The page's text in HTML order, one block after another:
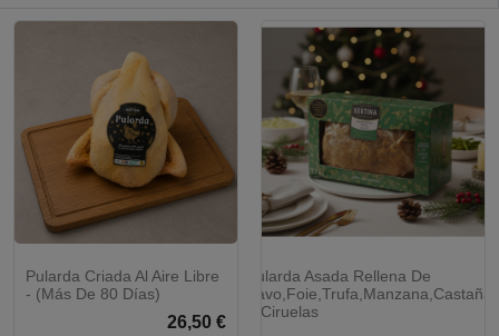
Pularda Criada Al Aire Libre
- (Más De 80 Días)
26,50 €
ÚLTIMAS UDS.
Pularda Asada Rellena De
Pavo,Foie,Trufa,Manzana,Castañas
Y Ciruelas